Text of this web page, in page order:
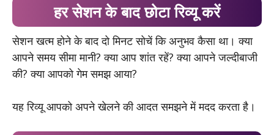
हर सेशन के बाद छोटा रिव्यू करें
सेशन खत्म होने के बाद दो मिनट सोचें कि अनुभव कैसा था। क्या
आपने समय सीमा मानी? क्या आप शांत रहें? क्या आपने जल्दीबाजी
की? क्या आपको गेम समझ आया?
यह रिव्यू आपको अपने खेलने की आदत समझने में मदद करता है।